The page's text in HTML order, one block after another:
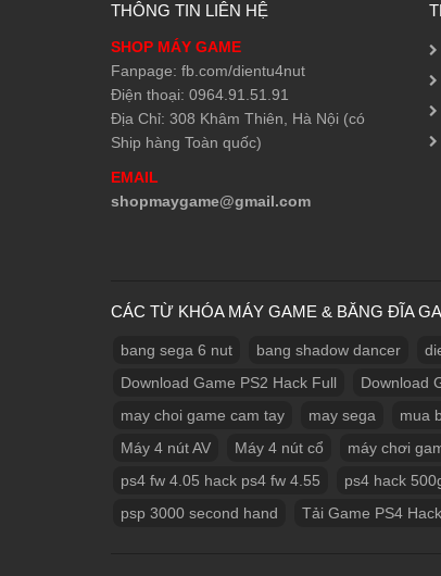
THÔNG TIN LIÊN HỆ
SHOP MÁY GAME
Fanpage: fb.com/dientu4nut
Điện thoại: 0964.91.51.91
Địa Chỉ: 308 Khâm Thiên, Hà Nội (có
Ship hàng Toàn quốc)
EMAIL
shopmaygame@gmail.com
CÁC TỪ KHÓA MÁY GAME & BĂNG ĐĨA
bang sega 6 nut bang shadow dancer
Download Game PS2 Hack Full
Download
may choi game cam tay
may sega mua
Máy 4 nút AV
Máy 4 nút cổ máy chơi
ps4 fw 4.05 hack ps4 fw 4.55
ps4 hack
psp 3000 second hand
Tải Game PS4 Hack